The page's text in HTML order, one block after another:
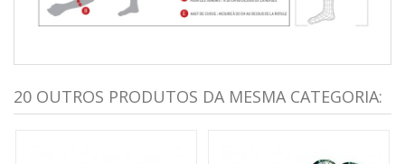
20 OUTROS PRODUTOS DA MESMA CATEGORIA: